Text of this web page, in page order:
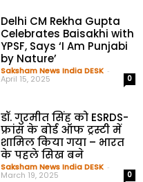
Delhi CM Rekha Gupta
Celebrates Baisakhi with
YPSF, Says ‘I Am Punjabi
by Nature’
Saksham News India DESK -
April 15, 2025 0
डॉ. गुरमीत सिंह को ESRDS-
फ्रांस के बोर्ड ऑफ ट्रस्टी में
शामिल किया गया – भारत
के पहले सिख बने
Saksham News India DESK -
March 19, 2025 0